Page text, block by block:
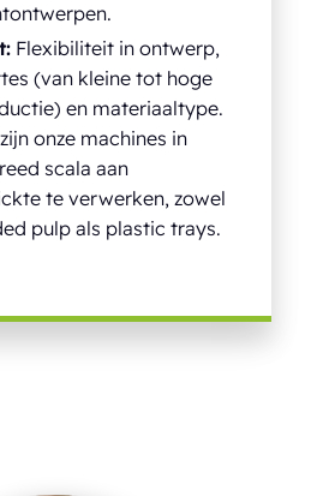
Flexibiliteit in ontwerp,
(van kleine tot hoge
en materiaaltype.
onze machines in
scala aan
te verwerken, zowel
pulp als plastic trays.